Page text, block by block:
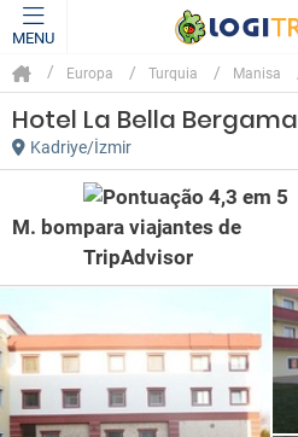
MENU
Europa Turquia Manisa
Hotel La Bella Bergama
Kadriye/İzmir
M. bom